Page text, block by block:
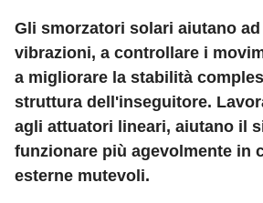
Gli smorzatori solari aiutano
vibrazioni, a controllare i
a migliorare la stabilità
struttura dell'inseguitore.
agli attuatori lineari, aiutano il
funzionare più agevolmente in
esterne mutevoli.